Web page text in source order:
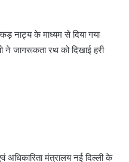
नाट्य के माध्यम से दिया गया
जागरूकता रथ को दिखाई हरी
अधिकारिता मंत्रालय नई दिल्ली के